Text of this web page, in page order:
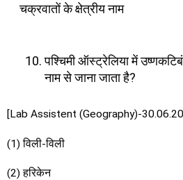
चक्रवातों के क्षेत्रीय नाम
पश्चिमी ऑस्ट्रेलिया में
नाम से जाना जाता है?
[Lab Assistent (Geography)-
(1) विली-विली
(2) हरिकेन